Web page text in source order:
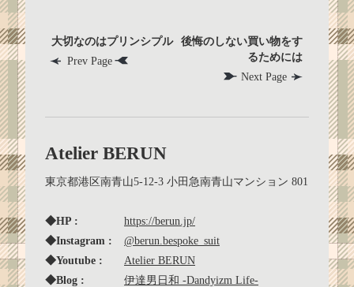
後悔のしない買い物をす
るためには
Next Page
大切なのはプリンシプル
Prev Page
Atelier BERUN
東京都港区南青山5-12-3 小田急南青山マンション 801
◆HP :
https://berun.jp/
◆Instagram :
@berun.bespoke_suit
◆Youtube :
Atelier BERUN
◆Blog :
伊達男日和 -Dandyizm Life-